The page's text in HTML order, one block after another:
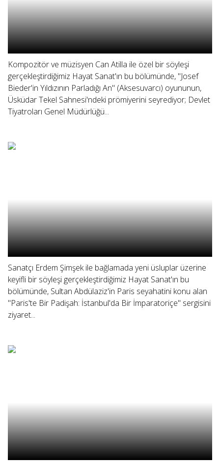
Kompozitör ve müzisyen Can Atilla ile özel bir söyleşi
gerçekleştirdiğimiz Hayat Sanat'ın bu bölümünde, "Josef
Bieder'in Yıldızının Parladığı An" (Aksesuvarcı) oyununun,
Üsküdar Tekel Sahnesi'ndeki prömiyerini seyrediyor; Devlet
Tiyatroları Genel Müdürlüğü...
Sanatçı Erdem Şimşek ile bağlamada yeni üsluplar üzerine
keyifli bir söyleşi gerçekleştirdiğimiz Hayat Sanat'ın bu
bölümünde, Sultan Abdülaziz'in Paris seyahatini konu alan
"Paris'te Bir Padişah: İstanbul'da Bir İmparatoriçe" sergisini
ziyaret...